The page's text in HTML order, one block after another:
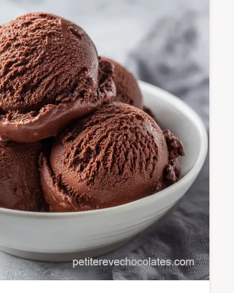
10 minutes. Inclut une
erreurs courantes et le guide
la ganache de…